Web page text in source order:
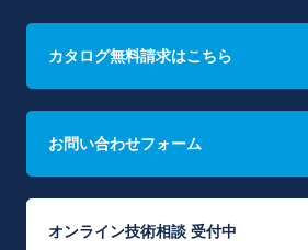
カタログ無料請求はこちら
お問い合わせフォーム
オンライン技術相談 受付中